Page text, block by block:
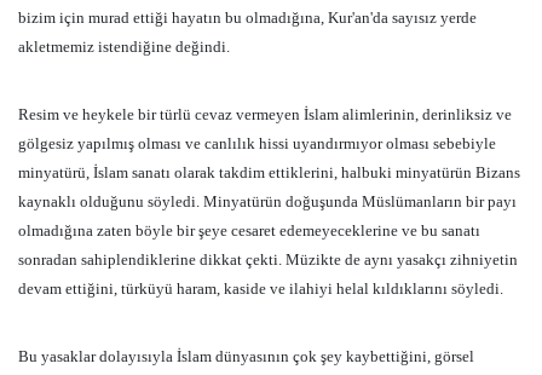
bizim için murad ettiği hayatın bu olmadığına, Kur'an'da sayısız yerde
akletmemiz istendiğine değindi.
Resim ve heykele bir türlü cevaz vermeyen İslam alimlerinin, derinliksiz ve
gölgesiz yapılmış olması ve canlılık hissi uyandırmıyor olması sebebiyle
minyatürü, İslam sanatı olarak takdim ettiklerini, halbuki minyatürün Bizans
kaynaklı olduğunu söyledi. Minyatürün doğuşunda Müslümanların bir payı
olmadığına zaten böyle bir şeye cesaret edemeyeceklerine ve bu sanatı
sonradan sahiplendiklerine dikkat çekti. Müzikte de aynı yasakçı zihniyetin
devam ettiğini, türküyü haram, kaside ve ilahiyi helal kıldıklarını söyledi.
Bu yasaklar dolayısıyla İslam dünyasının çok şey kaybettiğini, görsel